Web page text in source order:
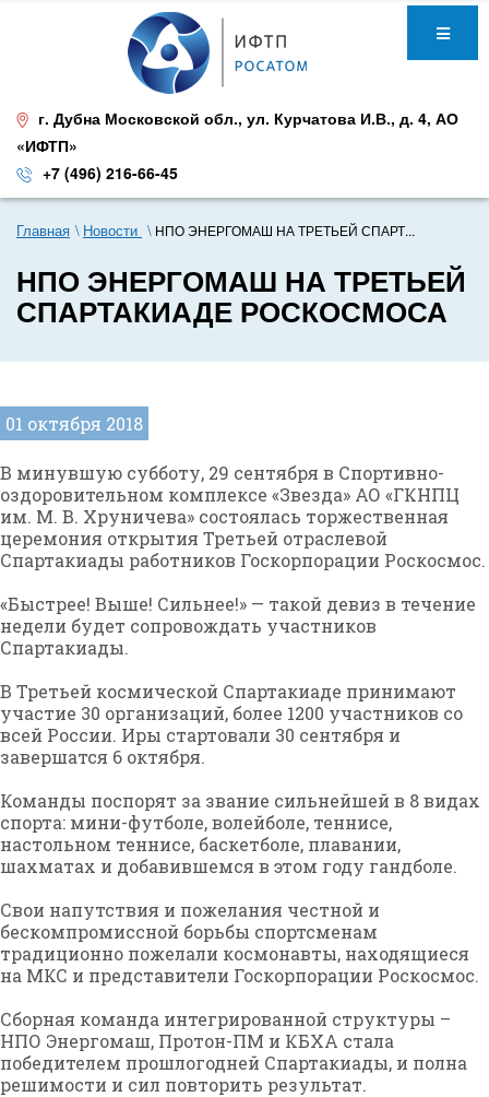
г. Дубна Московской обл., ул. Курчатова И.В., д. 4, АО
«ИФТП»
+7 (496) 216-66-45
Главная Новости НПО ЭНЕРГОМАШ НА ТРЕТЬЕЙ СПАРТ...
НПО ЭНЕРГОМАШ НА ТРЕТЬЕЙ
СПАРТАКИАДЕ РОСКОСМОСА
01 октября 2018
В минувшую субботу, 29 сентября в Спортивно-
оздоровительном комплексе «Звезда» АО «ГКНПЦ
им. М. В. Хруничева» состоялась торжественная
церемония открытия Третьей отраслевой
Спартакиады работников Госкорпорации Роскосмос.
«Быстрее! Выше! Сильнее!» — такой девиз в течение
недели будет сопровождать участников
Спартакиады.
В Третьей космической Спартакиаде принимают
участие 30 организаций, более 1200 участников со
всей России. Иры стартовали 30 сентября и
завершатся 6 октября.
Команды поспорят за звание сильнейшей в 8 видах
спорта: мини-футболе, волейболе, теннисе,
настольном теннисе, баскетболе, плавании,
шахматах и добавившемся в этом году гандболе.
Свои напутствия и пожелания честной и
бескомпромиссной борьбы спортсменам
традиционно пожелали космонавты, находящиеся
на МКС и представители Госкорпорации Роскосмос.
Сборная команда интегрированной структуры –
НПО Энергомаш, Протон-ПМ и КБХА стала
победителем прошлогодней Спартакиады, и полна
решимости и сил повторить результат.